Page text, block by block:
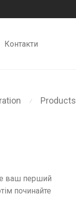
Контакти
⁄ Products
ваш перший
починайте